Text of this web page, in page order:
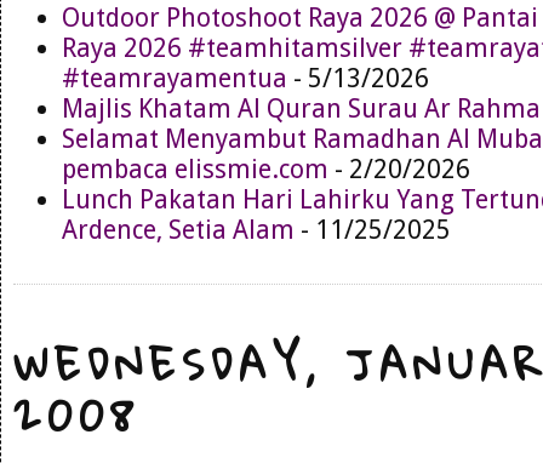
Outdoor Photoshoot Raya 2026 @ Pantai
Raya 2026 #teamhitamsilver
#teamrayamentua - 5/13/2026
Majlis Khatam Al Quran Surau Ar
Selamat Menyambut Ramadhan Al
pembaca elissmie.com - 2/20/2026
Lunch Pakatan Hari Lahirku Yang
Ardence, Setia Alam - 11/25/2025
WEDNESDAY,
2008